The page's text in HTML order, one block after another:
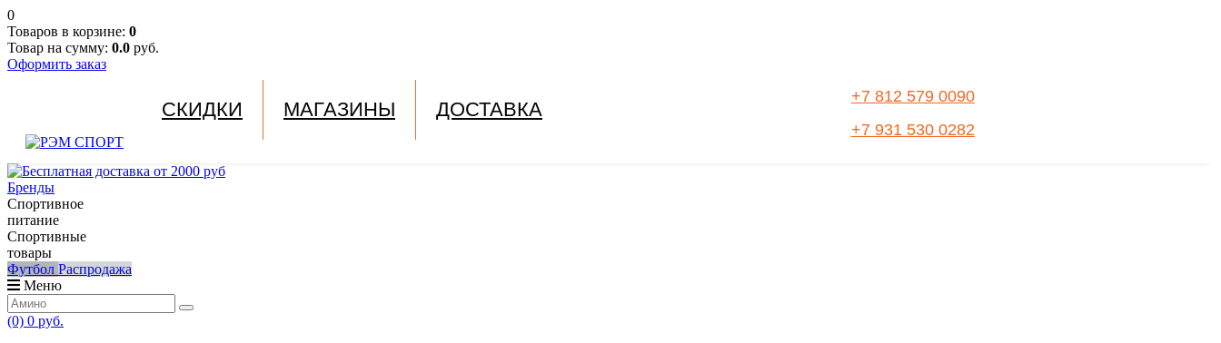
0
Товаров в корзине: 0
Товар на сумму: 0.0 руб.
Оформить заказ
СКИДКИ МАГАЗИНЫ ДОСТАВКА
+7 812 579 0090
+7 931 530 0282
Бренды
Спортивное
питание
Спортивные
товары
Футбол Распродажа
Меню
(0) 0 руб.